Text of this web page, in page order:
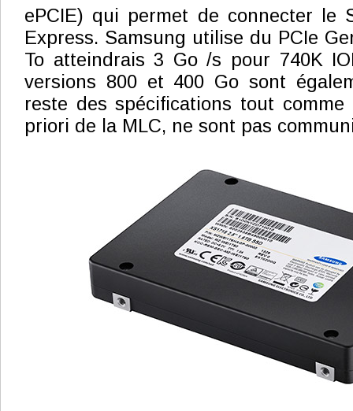
ePCIE) qui permet de connecter le
Express. Samsung utilise du PCIe
To atteindrais 3 Go /s pour 740K
versions 800 et 400 Go sont
reste des spécifications tout
priori de la MLC, ne sont pas